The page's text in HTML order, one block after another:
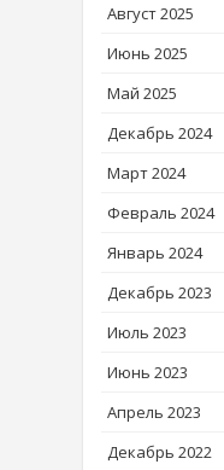
Август 2025
Июнь 2025
Май 2025
Декабрь 2024
Март 2024
Февраль 2024
Январь 2024
Декабрь 2023
Июль 2023
Июнь 2023
Апрель 2023
Декабрь 2022